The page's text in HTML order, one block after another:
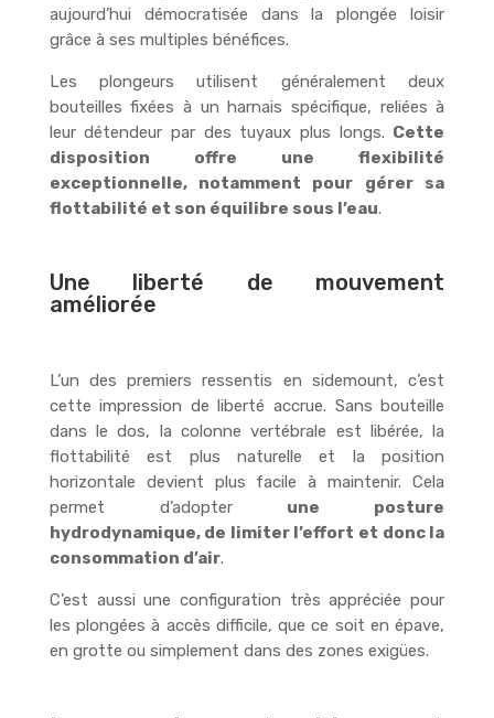
aujourd’hui démocratisée dans la plongée loisir
grâce à ses multiples bénéfices.
Les plongeurs utilisent généralement deux
bouteilles fixées à un harnais spécifique, reliées à
leur détendeur par des tuyaux plus longs. Cette
disposition offre une flexibilité
exceptionnelle, notamment pour gérer sa
flottabilité et son équilibre sous l’eau.
Une liberté de mouvement
améliorée
L’un des premiers ressentis en sidemount, c’est
cette impression de liberté accrue. Sans bouteille
dans le dos, la colonne vertébrale est libérée, la
flottabilité est plus naturelle et la position
horizontale devient plus facile à maintenir. Cela
permet d’adopter une posture
hydrodynamique, de limiter l’effort et donc la
consommation d’air.
C’est aussi une configuration très appréciée pour
les plongées à accès difficile, que ce soit en épave,
en grotte ou simplement dans des zones exigües.